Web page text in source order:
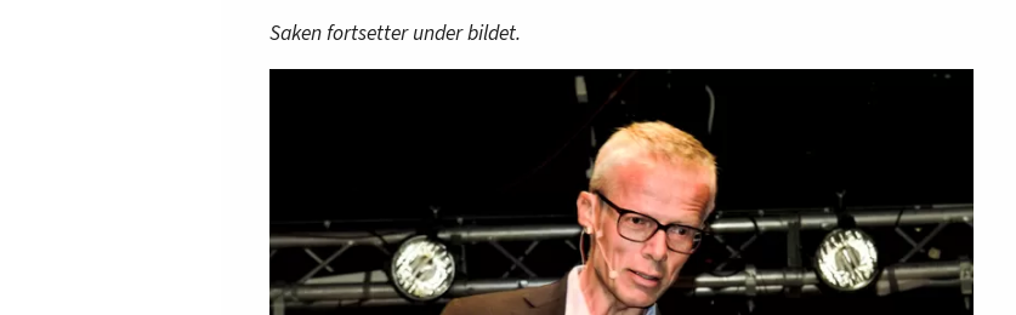
Saken fortsetter under bildet.